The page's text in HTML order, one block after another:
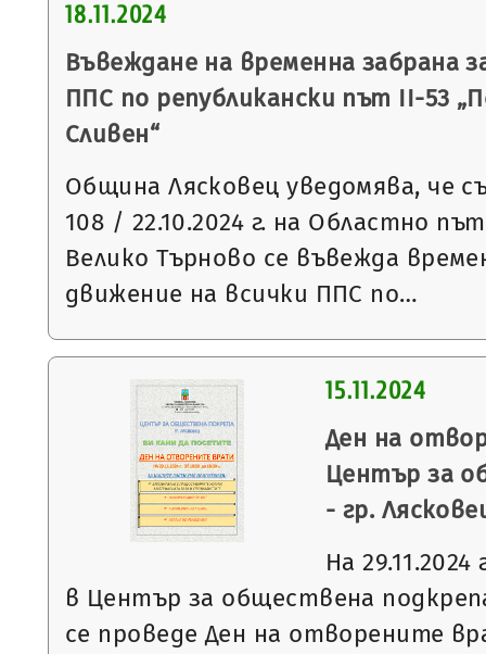
18.11.2024
Въвеждане на временна забрана
ППС по републикански път ІІ-53
Сливен“
Община Лясковец уведомява, че
108 / 22.10.2024 г. на Областно
Велико Търново се въвежда
движение на всички ППС по…
15.11.2024
Ден на
Център за
- гр.
На
в Център за обществена
се проведе Ден на отворените